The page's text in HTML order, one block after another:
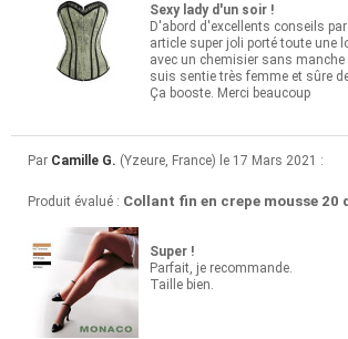
Sexy lady d'un soir !
D'abord d'excellents conseils
article super joli porté toute une
avec un chemisier sans manche
suis sentie très femme et sûre
Ça booste. Merci beaucoup
Par Camille G. (Yzeure, France) le 17 Mars 2021 :
Produit évalué : Collant fin en crepe mousse 20
Super !
Parfait, je recommande.
Taille bien.